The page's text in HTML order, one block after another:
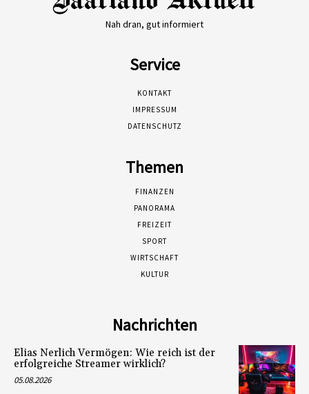
Nah dran, gut informiert
Service
KONTAKT
IMPRESSUM
DATENSCHUTZ
Themen
FINANZEN
PANORAMA
FREIZEIT
SPORT
WIRTSCHAFT
KULTUR
Nachrichten
Elias Nerlich Vermögen: Wie reich ist der
erfolgreiche Streamer wirklich?
05.08.2026